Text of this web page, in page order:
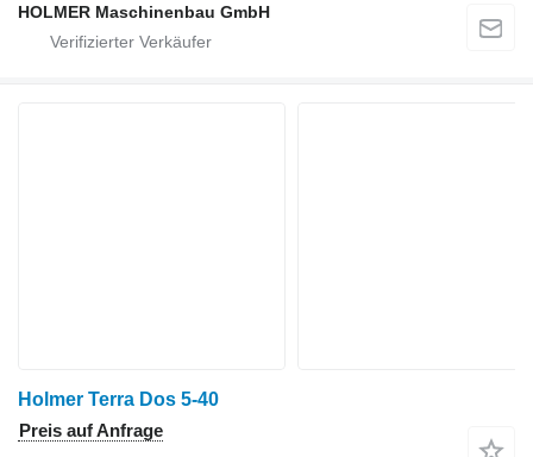
HOLMER Maschinenbau GmbH
Holmer Terra Dos 5-40
Preis auf Anfrage